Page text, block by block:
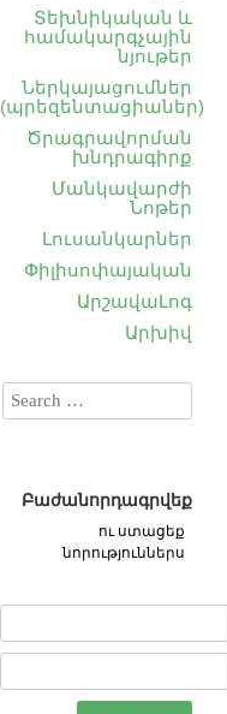
Տեխնիկական և
համակարգչային
նյութեր
Ներկայացումներ
(պրեզենտացիաներ)
Ծրագրավորման
խնդրագիրք
Մանկավարժի
Նոթեր
Լուսանկարներ
Փիլիսոփայական
ԱրշավաԼոգ
Արխիվ
Բաժանորդագրվեք
ու ստացեք
նորություններս